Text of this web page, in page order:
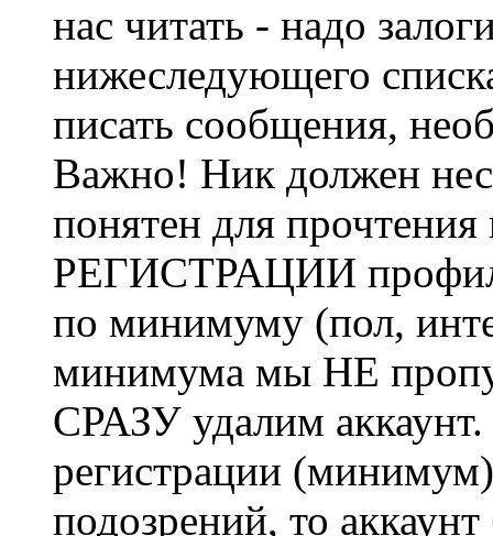
нас читать - надо
нижеследующего
писать сообщения,
Важно! Ник должен
понятен для
РЕГИСТРАЦИИ профиль
по минимуму (пол,
минимума мы НЕ
СРАЗУ удалим
регистрации
подозрений, то